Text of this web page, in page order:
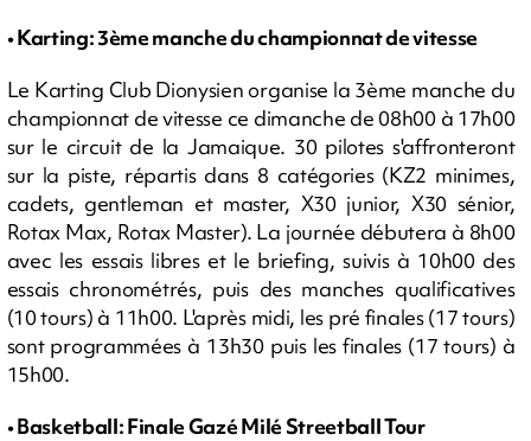
• Karting: 3ème manche du championnat de vitesse
Le Karting Club Dionysien organise la 3ème manche du
championnat de vitesse ce dimanche de 08h00 à 17h00
sur le circuit de la Jamaique. 30 pilotes s'affronteront
sur la piste, répartis dans 8 catégories (KZ2 minimes,
cadets, gentleman et master, X30 junior, X30 sénior,
Rotax Max, Rotax Master). La journée débutera à 8h00
avec les essais libres et le briefing, suivis à 10h00 des
essais chronométrés, puis des manches qualificatives
(10 tours) à 11h00. L'après midi, les pré finales (17 tours)
sont programmées à 13h30 puis les finales (17 tours) à
15h00.
• Basketball: Finale Gazé Milé Streetball Tour